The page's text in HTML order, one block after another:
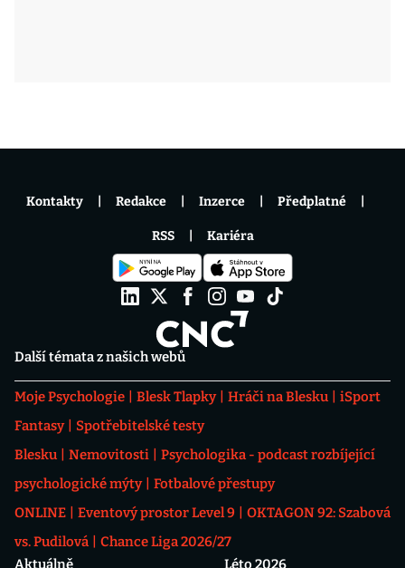
Další témata z našich webů
Moje Psychologie Blesk Tlapky Hráči na Blesku
iSport
Fantasy
Spotřebitelské testy
Blesku
Nemovitosti
Psychologika - podcast rozbíjející
psychologické mýty
Fotbalové přestupy
ONLINE
Eventový prostor Level 9
OKTAGON 92: Szabová
vs. Pudilová
Chance Liga 2026/27
Aktuálně
Léto 2026
Kontakty Redakce Inzerce Předplatné
RSS Kariéra